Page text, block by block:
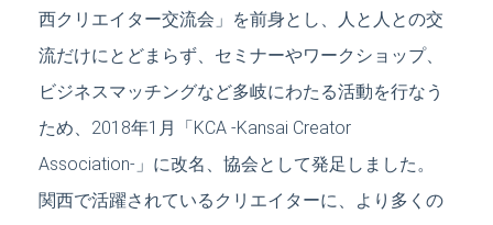
西クリエイター交流会」を前身とし、人と人との交
流だけにとどまらず、セミナーやワークショップ、
ビジネスマッチングなど多岐にわたる活動を行なう
ため、2018年1月「KCA -Kansai Creator
Association-」に改名、協会として発足しました。
関西で活躍されているクリエイターに、より多くの